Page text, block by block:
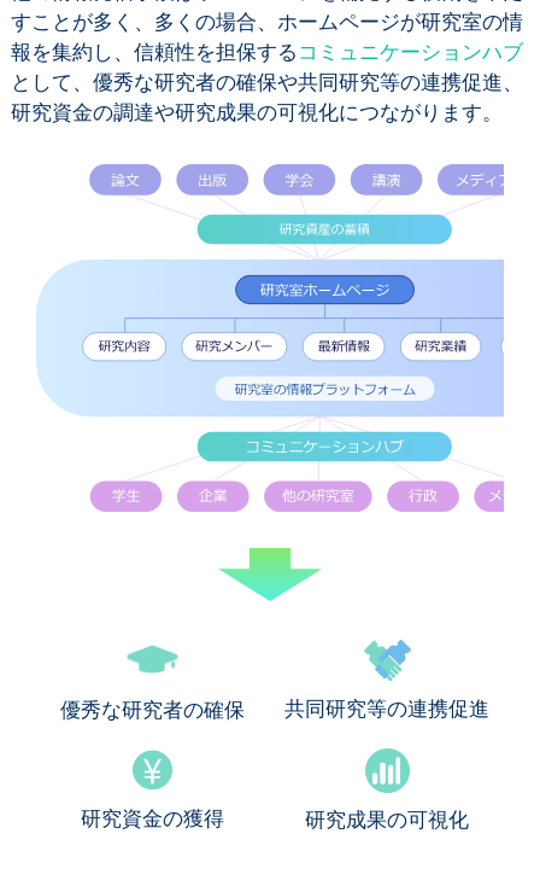
すことが多く、多くの場合、ホームページが研究室の情
報を集約し、信頼性を担保する コミュニケーションハブ
として、優秀な研究者の確保や共同研究等の連携促進、
研究資金の調達や研究成果の可視化につながります。
優秀な研究者の確保 共同研究等の連携促進
研究資金の獲得 研究成果の可視化